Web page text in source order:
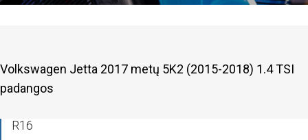
Volkswagen Jetta 2017 metų 5K2 (2015-2018) 1.4 TSI
padangos
R16